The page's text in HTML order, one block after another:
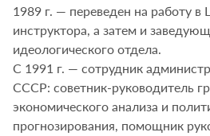
1989 г. — переведен на работу
инструктора, а затем и
идеологического отдела.
С 1991 г. — сотрудник
СССР: советник-руководитель
экономического анализа и
прогнозирования, помощник